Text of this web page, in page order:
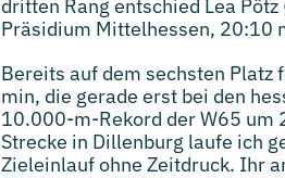
dritten Rang entschied Lea
Präsidium Mittelhessen, 20:10
Bereits auf dem sechsten Platz
min, die gerade erst bei den
10.000-m-Rekord der W65 um
Strecke in Dillenburg laufe ich
Zieleinlauf ohne Zeitdruck. Ihr